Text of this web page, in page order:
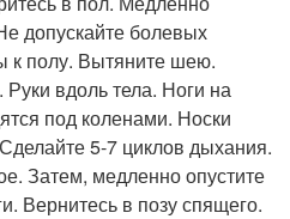
допускайте болевых
полу. Вытяните шею.
Руки вдоль тела. Ноги на
под коленами. Носки
5-7 циклов дыхания.
Затем, медленно опустите
Вернитесь в позу спящего.